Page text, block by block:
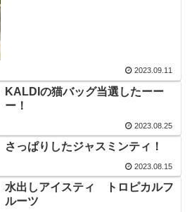
2023.09.11
KALDIの猫バッグ当選したーー
ー！
2023.08.25
さっぱりしたジャスミンティ！
2023.08.15
水出しアイスティ トロピカルフ
ルーツ